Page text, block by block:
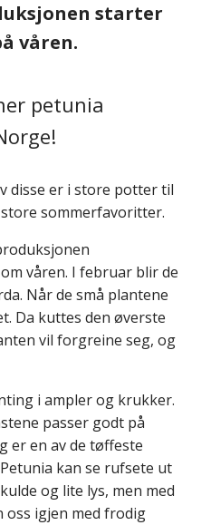
starter
våren.
petunia
disse er i store potter til
sommerfavoritter.
våren. I februar blir de
Når de små plantene
Da kuttes den øverste
vil forgreine seg, og
i ampler og krukker.
passer godt på
er en av de tøffeste
kan se rufsete ut
og lite lys, men med
igjen med frodig